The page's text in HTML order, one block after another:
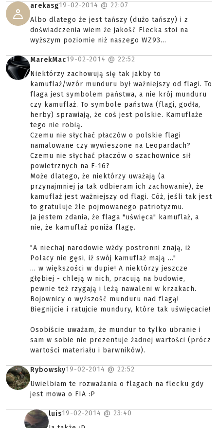
arekasg19-02-2014 @ 22:07
Albo dlatego że jest tańszy (dużo tańszy) i z
doświadczenia wiem że jakość Flecka stoi na
wyższym poziomie niż naszego WZ93...
MarekMac19-02-2014 @ 22:52
Niektórzy zachowują się tak jakby to
kamuflaż/wzór munduru był ważniejszy od flagi. To
flaga jest symbolem państwa, a nie krój munduru
czy kamuflaż. To symbole państwa (flagi, godła,
herby) sprawiają, że coś jest polskie. Kamuflaże
tego nie robią.
Czemu nie słychać płaczów o polskie flagi
namalowane czy wywieszone na Leopardach?
Czemu nie słychać płaczów o szachownice sił
powietrznych na F-16?
Może dlatego, że niektórzy uważają (a
przynajmniej ja tak odbieram ich zachowanie), że
kamuflaż jest ważniejszy od flagi. Cóż, jeśli tak jest
to gratuluje źle pojmowanego patriotyzmu.
Ja jestem zdania, że flaga "uświęca" kamuflaż, a
nie, że kamuflaż poniża flagę.
"A niechaj narodowie wżdy postronni znają, iż
Polacy nie gęsi, iż swój kamuflaż mają ..."
... w większości w dupie! A niektórzy jeszcze
głębiej - chleją w nich, pracują na budowie,
pewnie też rzygają i leżą nawaleni w krzakach.
Bojownicy o wyższość munduru nad flagą!
Biegnijcie i ratujcie mundury, które tak uświęcacie!
Osobiście uważam, że mundur to tylko ubranie i
sam w sobie nie prezentuje żadnej wartości (prócz
wartości materiału i barwników).
Rybowsky19-02-2014 @ 22:52
Uwielbiam te rozważania o flagach na flecku gdy
jest mowa o FIA :P
luis19-02-2014 @ 23:40